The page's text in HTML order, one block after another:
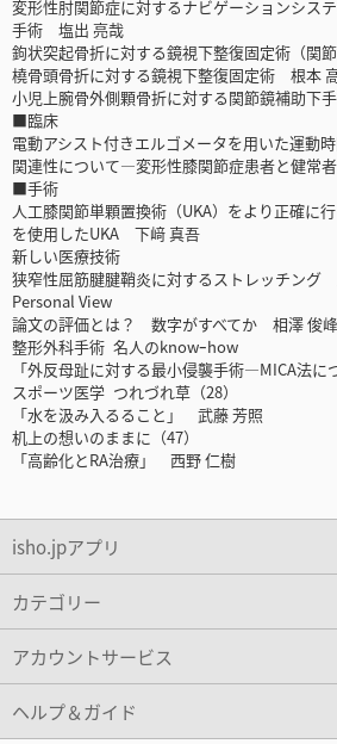
変形性肘関節症に対するナビゲーションシス
手術 塩出 亮哉
鉤状突起骨折に対する鏡視下整復固定術（関
橈骨頭骨折に対する鏡視下整復固定術 根本
小児上腕骨外側顆骨折に対する関節鏡補助下
■臨床
電動アシスト付きエルゴメータを用いた運動
関連性について―変形性膝関節症患者と健常
■手術
人工膝関節単顆置換術（UKA）をより正確に
を使用したUKA 下﨑 真吾
新しい医療技術
狭窄性屈筋腱腱鞘炎に対するストレッチング
Personal View
論文の評価とは？ 数字がすべてか 相澤 俊峰
整形外科手術 名人のknowｰhow
「外反母趾に対する最小侵襲手術―MICA法
スポーツ医学 つれづれ草（28）
「水を汲み入るること」 武藤 芳照
机上の想いのままに（47）
「高齢化とRA治療」 西野 仁樹
isho.jpアプリ
カテゴリー
アカウントサービス
ヘルプ＆ガイド